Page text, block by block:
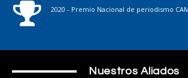
2020 - Premio Nacional de periodismo
Nuestros Aliados